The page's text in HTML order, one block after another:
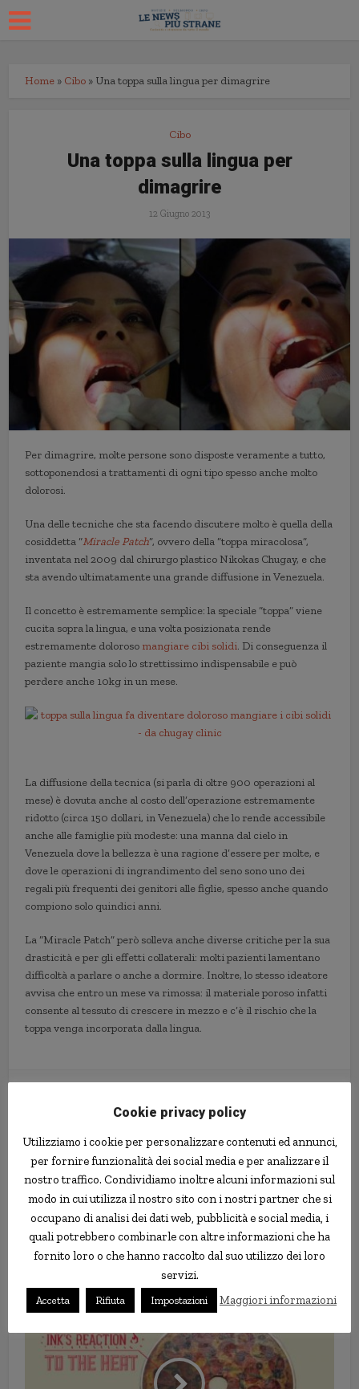
Home » Cibo » Una toppa sulla lingua per dimagrire
Cibo
Una toppa sulla lingua per
dimagrire
12 Giugno 2013
Per dimagrire, molte persone sono disposte veramente a tutto,
sottoponendosi a trattamenti di ogni tipo spesso anche molto
dolorosi.
Una delle tecniche che sta facendo discutere molto è quella della
cosiddetta “Miracle Patch”, ovvero della “toppa miracolosa”,
inventata nel 2009 dal chirurgo plastico Nikokas Chugay, e che
sta avendo ultimatamente una grande diffusione in Venezuela.
Il concetto è estremamente semplice: la speciale “toppa” viene
cucita sopra la lingua, e una volta posizionata rende
estremamente doloroso mangiare cibi solidi. Di conseguenza il
paziente mangia solo lo strettissimo indispensabile e può
perdere anche 10kg in un mese.
La diffusione della tecnica (si parla di oltre 900 operazioni al
mese) è dovuta anche al costo dell’operazione estremamente
ridotto (circa 150 dollari, in Venezuela) che lo rende accessibile
anche alle famiglie più modeste: una manna dal cielo in
Venezuela dove la bellezza è una ragione d’essere per molte, e
dove le operazioni di ingrandimento del seno sono uno dei
regali più frequenti dei genitori alle figlie, spesso anche quando
compiono solo quindici anni.
La “Miracle Patch” però solleva anche diverse critiche per la sua
drasticità e per gli effetti collaterali: molti pazienti lamentano
difficoltà a parlare o anche a dormire. Inoltre, lo stesso ideatore
avvisa che entro un mese va rimossa: il materiale poroso infatti
consente al tessuto di crescere in mezzo e c’è il rischio che la
toppa venga incorporata dalla lingua.
Ricerca studia gli effetti dei
contratti di programma
Cookie privacy policy
Utilizziamo i cookie per personalizzare contenuti ed annunci,
per fornire funzionalità dei social media e per analizzare il
nostro traffico. Condividiamo inoltre alcuni informazioni sul
modo in cui utilizza il nostro sito con i nostri partner che si
occupano di analisi dei dati web, pubblicità e social media, i
quali potrebbero combinarle con altre informazioni che ha
fornito loro o che hanno raccolto dal suo utilizzo dei loro
servizi.
Accetta Rifiuta Impostazioni Maggiori informazioni